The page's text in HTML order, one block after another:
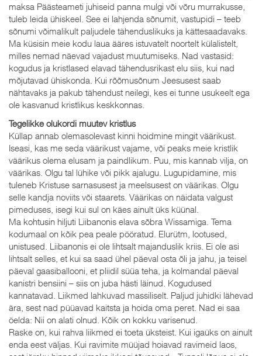
maksa Päästeameti juhiseid panna mulgi või võru murrakusse,
tuleb leida ühiskeel. See ei lahjenda sõnumit, vastupidi – teeb
sõnumi võimalikult paljudele tähenduslikuks ja kättesaadavaks.
Ma küsisin meie kodu laua ääres istuvatelt noortelt külalistelt,
milles nemad näevad vajadust muutumiseks. Nad vastasid:
kogudus ja kristlased elavad tähendusrikast elu siis, kui nad
mõjutavad ühiskonda. Kui rõõmusõnum Jeesusest saab
nähtavaks ja pakub tähendust neilegi, kes ei tunne usukeelt ega
ole kasvanud kristlikus keskkonnas.
Tegelikke olukordi muutev kristlus
Küllap annab olemasolevast kinni hoidmine mingit väärikust.
Iseasi, kas me seda väärikust vajame, või peaks meie kristlik
väärikus olema elusam ja paindlikum. Puu, mis kannab vilja, on
väärikas. Olgu tal lühike või pikk ajalugu. Lugupidamine, mis
tuleneb Kristuse sarnasusest ja meelsusest on väärikas. Olgu
selle kandja noviits või staarets. Väärikas on näidata valgust
pimeduses, isegi kui sul on käes ainult üks küünal.
Ma kohtusin hiljuti Liibanonis elava sõbra Wissamiga. Tema
kodumaal on kõik pea peale pööratud. Elurütm, lootused,
unistused. Liibanonis ei ole lihtsalt majanduslik kriis. Ei ole asi
lihtsalt selles, et kui sa saad ühel päeval osta õli ja jahu, ja teisel
päeval gaasiballooni, et pliidil süüa teha, ja kolmandal päeval
kanistri bensiini – siis on juba hästi läinud. Kogudused
kannatavad. Liikmed lahkuvad massiliselt. Paljud juhidki lähevad
ära, sest nad püüavad kaitsta ja hoida oma peret. Nad ei saa
öelda: Nii on alati olnud. Kõik on kokku varisenud.
Raske on, kui rahva liikmed ei toeta üksteist. Kui igaüks on ainult
enda eest väljas. Kui ravimite müüjad hoiavad ravimeid laos,